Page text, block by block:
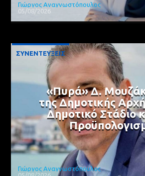
Γιώργος Αναγνωστόπουλος
05/08/2026
ΣΥΝΕΝΤΕΥΞΕΙΣ
«Πυρά» Δ.
της Δημοτικής
Δημοτικό Στάδιο
Γιώργος Αναγνωστόπουλος